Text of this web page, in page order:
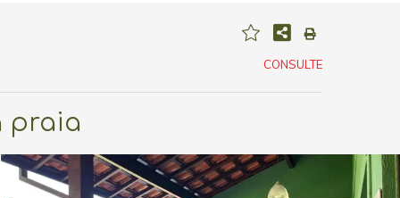
CONSULTE
praia